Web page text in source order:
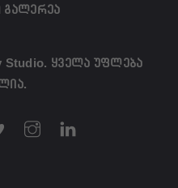
გალერეა
Studio. ყველა უფლება